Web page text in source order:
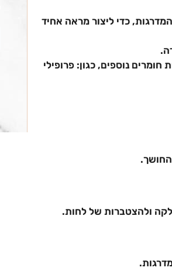
כדי ליצור מראה אחיד
נוספים, כגון: פרופילי
ולהצטברות של לחות.